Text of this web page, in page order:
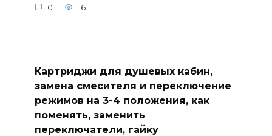
0 16
Картриджи для душевых кабин,
замена смесителя и переключение
режимов на 3-4 положения, как
поменять, заменить
переключатели, гайку